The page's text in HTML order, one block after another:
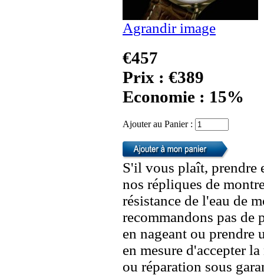
Agrandir image
€457
Prix : €389
Economie : 15%
Ajouter au Panier :
S'il vous plaît, prendre
nos répliques de
résistance de l'eau de
recommandons pas de
en nageant ou prendre
en mesure d'accepter
ou réparation sous